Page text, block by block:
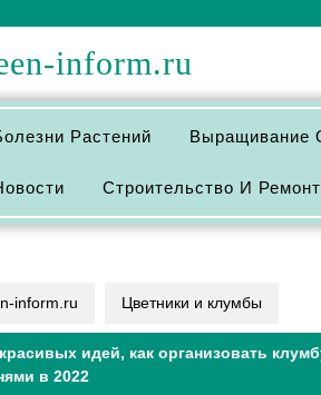
inform.ru
Растений Выращивание
Строительство И Ремонт
inform.ru Цветники и клумбы
идей, как организовать
в 2022